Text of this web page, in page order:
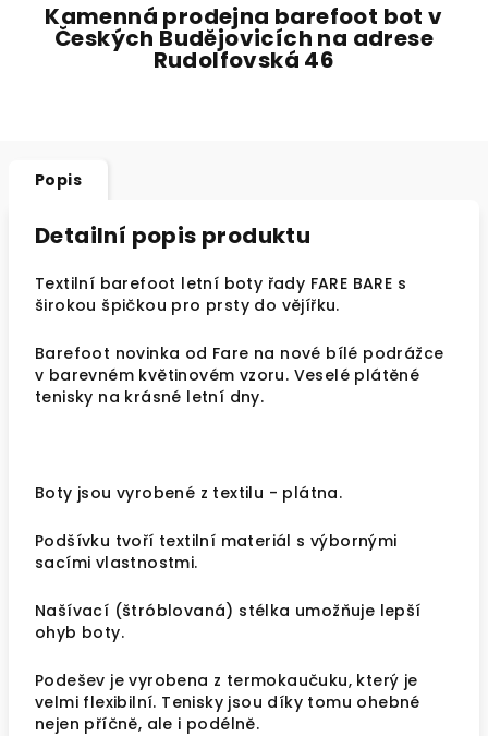
Kamenná prodejna barefoot bot v
Českých Budějovicích na adrese
Rudolfovská 46
Popis
Detailní popis produktu
Textilní barefoot letní boty řady FARE BARE s
širokou špičkou pro prsty do vějířku.
Barefoot novinka od Fare na nové bílé podrážce
v barevném květinovém vzoru. Veselé plátěné
tenisky na krásné letní dny.
Boty jsou vyrobené z textilu - plátna.
Podšívku tvoří textilní materiál s výbornými
sacími vlastnostmi.
Našívací (štróblovaná) stélka umožňuje lepší
ohyb boty.
Podešev je vyrobena z termokaučuku, který je
velmi flexibilní. Tenisky jsou díky tomu ohebné
nejen příčně, ale i podélně.